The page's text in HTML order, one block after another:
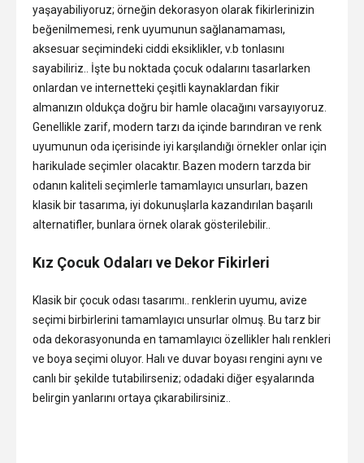
yaşayabiliyoruz; örneğin dekorasyon olarak fikirlerinizin
beğenilmemesi, renk uyumunun sağlanamaması,
aksesuar seçimindeki ciddi eksiklikler, v.b tonlasını
sayabiliriz.. İşte bu noktada çocuk odalarını tasarlarken
onlardan ve internetteki çeşitli kaynaklardan fikir
almanızın oldukça doğru bir hamle olacağını varsayıyoruz.
Genellikle zarif, modern tarzı da içinde barındıran ve renk
uyumunun oda içerisinde iyi karşılandığı örnekler onlar için
harikulade seçimler olacaktır. Bazen modern tarzda bir
odanın kaliteli seçimlerle tamamlayıcı unsurları, bazen
klasik bir tasarıma, iyi dokunuşlarla kazandırılan başarılı
alternatifler, bunlara örnek olarak gösterilebilir..
Kız Çocuk Odaları ve Dekor Fikirleri
Klasik bir çocuk odası tasarımı.. renklerin uyumu, avize
seçimi birbirlerini tamamlayıcı unsurlar olmuş. Bu tarz bir
oda dekorasyonunda en tamamlayıcı özellikler halı renkleri
ve boya seçimi oluyor. Halı ve duvar boyası rengini aynı ve
canlı bir şekilde tutabilirseniz; odadaki diğer eşyalarında
belirgin yanlarını ortaya çıkarabilirsiniz..